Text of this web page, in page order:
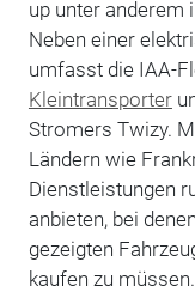
up unter anderem
Neben einer
umfasst die IAA-
Kleintransporter
Stromers Twizy.
Ländern wie
Dienstleistungen
anbieten, bei
gezeigten
kaufen zu müssen.